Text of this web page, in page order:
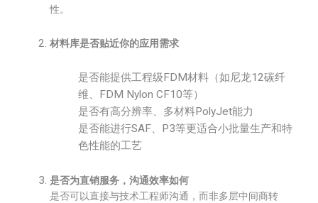
性。
材料库是否贴近你的应用需求
是否能提供工程级FDM材料（如尼龙12碳纤
维、FDM Nylon CF10等）
是否有高分辨率、多材料PolyJet能力
是否能进行SAF、P3等更适合小批量生产和特
色性能的工艺
是否为直销服务，沟通效率如何
是否可以直接与技术工程师沟通，而非多层中间商转